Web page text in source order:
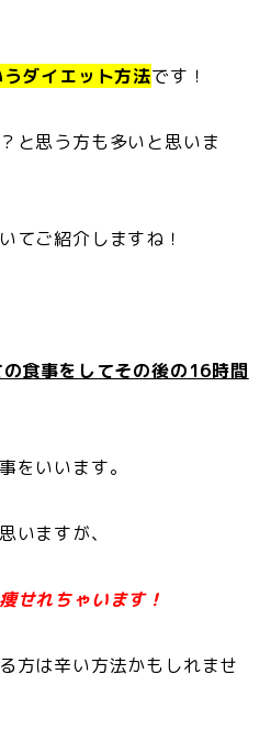
ダイエット方法です！
と思う方も多いと思いま
てご紹介しますね！
食事をしてその後の16時間
をいいます。
いますが、
せれちゃいます！
方は辛い方法かもしれませ